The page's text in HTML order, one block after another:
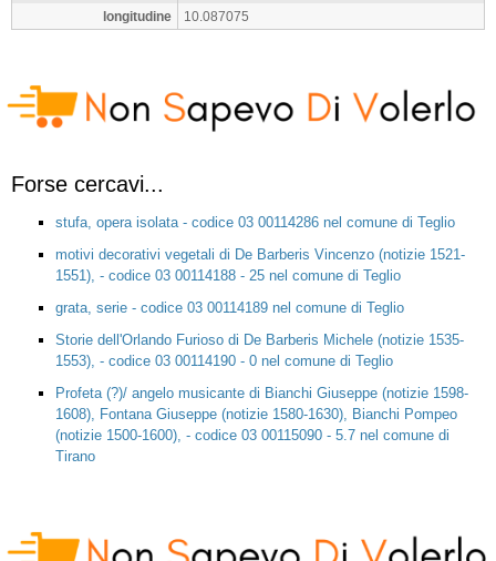
longitudine
10.087075
Forse cercavi...
stufa, opera isolata - codice 03 00114286 nel comune di Teglio
motivi decorativi vegetali di De Barberis Vincenzo (notizie 1521-
1551), - codice 03 00114188 - 25 nel comune di Teglio
grata, serie - codice 03 00114189 nel comune di Teglio
Storie dell'Orlando Furioso di De Barberis Michele (notizie 1535-
1553), - codice 03 00114190 - 0 nel comune di Teglio
Profeta (?)/ angelo musicante di Bianchi Giuseppe (notizie 1598-
1608), Fontana Giuseppe (notizie 1580-1630), Bianchi Pompeo
(notizie 1500-1600), - codice 03 00115090 - 5.7 nel comune di
Tirano